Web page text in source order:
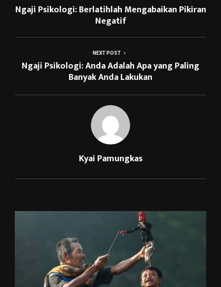
Ngaji Psikologi: Berlatihlah Mengabaikan Pikiran
Negatif
NEXT POST
Ngaji Psikologi: Anda Adalah Apa yang Paling
Banyak Anda Lakukan
Kyai Pamungkas